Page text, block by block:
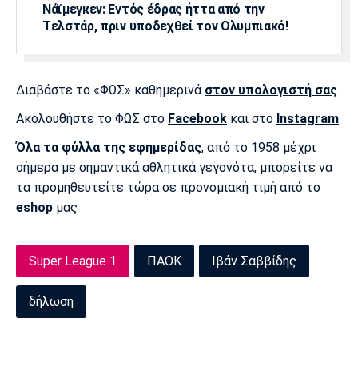
Νάϊμεγκεν: Εντός έδρας ήττα από την
Tελστάρ, πριν υποδεχθεί τον Ολυμπιακό!
Διαβάστε το «ΦΩΣ» καθημερινά στον υπολογιστή σας
Ακολουθήστε το ΦΩΣ στο Facebook και στο Instagram
Όλα τα φύλλα της εφημερίδας, από το 1958 μέχρι
σήμερα με σημαντικά αθλητικά γεγονότα, μπορείτε να
τα προμηθευτείτε τώρα σε προνομιακή τιμή από το
eshop μας
Super League 1 ΠΑΟΚ Ιβάν Σαββίδης
δήλωση